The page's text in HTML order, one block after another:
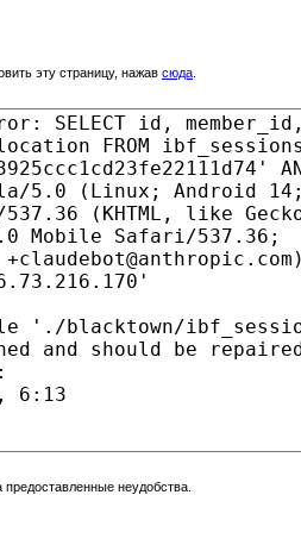
эту страницу, нажав сюда
неудобства.